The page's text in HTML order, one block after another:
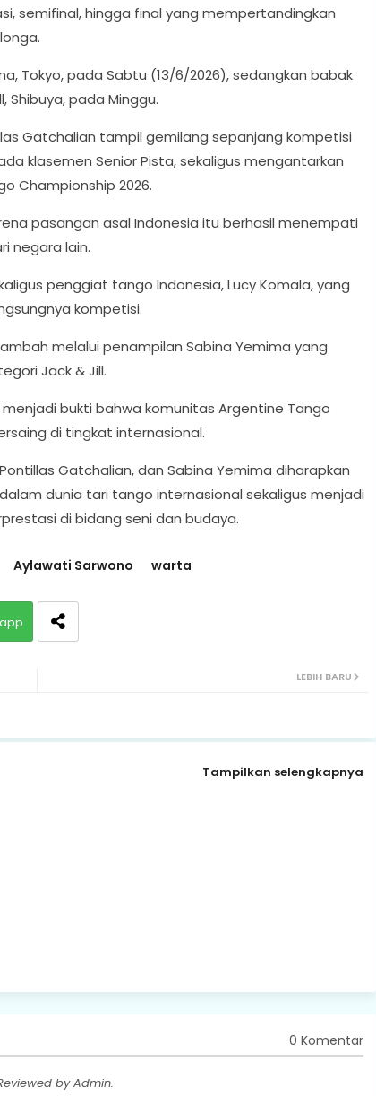
semifinal, hingga final yang mempertandingkan
Tokyo, pada Sabtu (13/6/2026), sedangkan babak
Shibuya, pada Minggu.
Gatchalian tampil gemilang sepanjang kompetisi
klasemen Senior Pista, sekaligus mengantarkan
Championship 2026.
pasangan asal Indonesia itu berhasil menempati
negara lain.
penggiat tango Indonesia, Lucy Komala, yang
kompetisi.
melalui penampilan Sabina Yemima yang
Jack & Jill.
bukti bahwa komunitas Argentine Tango
di tingkat internasional.
Gatchalian, dan Sabina Yemima diharapkan
dunia tari tango internasional sekaligus menjadi
di bidang seni dan budaya.
Aylawati Sarwono warta
LEBIH BARU
Tampilkan selengkapnya
0 Komentar
by Admin.